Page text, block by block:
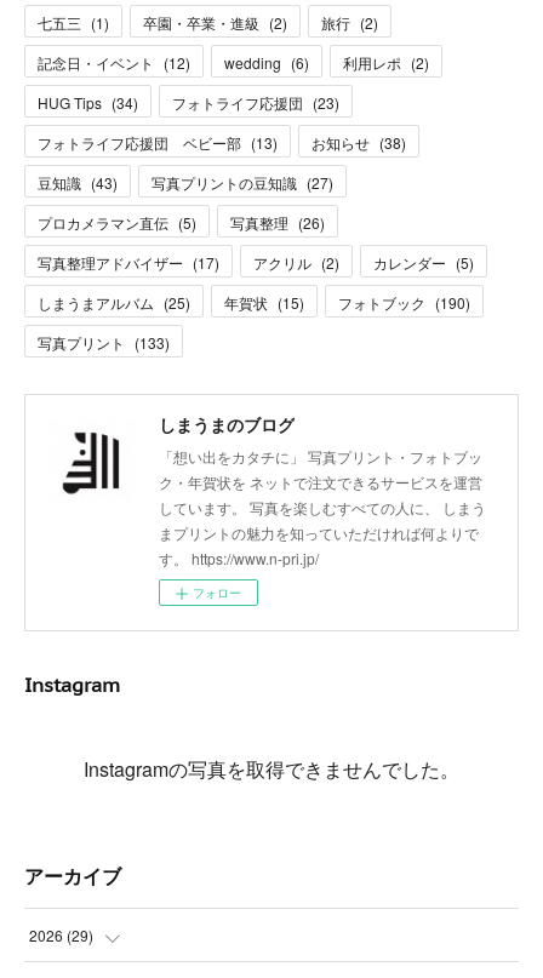
七五三 (1) 卒園・卒業・進級 (2) 旅行 (2)
記念日・イベント
(12) wedding (6) 利用レポ (2)
HUG Tips (34) フォトライフ応援団 (23)
フォトライフ応援団 ベビー部 (13) お知らせ (38)
豆知識 (43) 写真プリントの豆知識 (27)
プロカメラマン直伝 (5) 写真整理 (26)
写真整理アドバイザー (17) アクリル (2) カレンダー (5)
しまうまアルバム (25) 年賀状 (15) フォトブック (190)
写真プリント
(133)
しまうまのブログ
「想い出をカタチに」 写真プリント・フォトブッ
ク・年賀状を ネットで注文できるサービスを運営
しています。 写真を楽しむすべての人に、 しまう
まプリントの魅力を知っていただければ何よりで
す。 https://www.n-pri.jp/
フォロー
Instagram
Instagramの写真を取得できませんでした。
アーカイブ
2026 (29)